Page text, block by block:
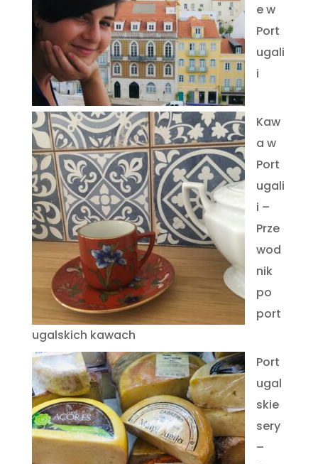
e w
Port
ugali
i
Kaw
a w
Port
ugali
i –
Prze
wod
nik
po
port
ugalskich kawach
Port
ugal
skie
sery
–